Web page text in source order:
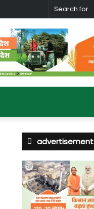
advertisement